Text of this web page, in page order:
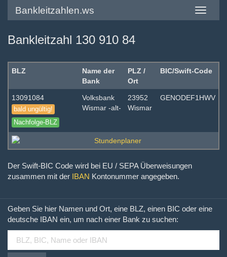
Toggle
Bankleitzahlen.ws
Bankleitzahl 130 910 84
BLZ
Name der
Bank
PLZ /
Ort
BIC/Swift-Code
13091084
bald ungültig!
Nachfolge-BLZ
Volksbank
Wismar -alt-
23952
Wismar
GENODEF1HWV
Der Swift-BIC Code wird bei EU / SEPA Überweisungen
zusammen mit der IBAN Kontonummer angegeben.
Geben Sie hier Namen und Ort, eine BLZ, einen BIC oder eine
deutsche IBAN ein, um nach einer Bank zu suchen: